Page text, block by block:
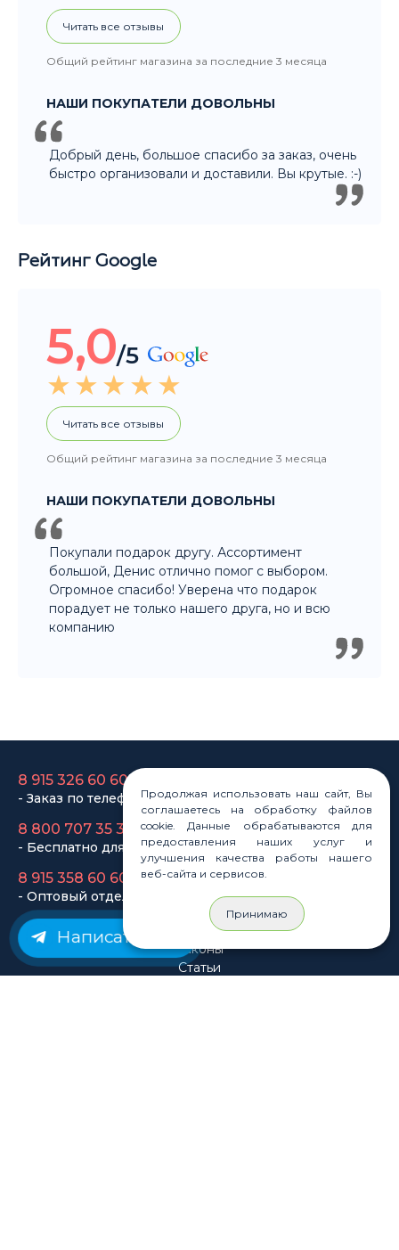
быстро организовали и доставили. Вы крутые. :-)
Рейтинг Google
5,0
Читать все отзывы
НАШИ ПОКУПАТЕЛИ ДОВОЛЬНЫ
Покупали подарок другу. Ассортимент
большой, Денис отлично помог с выбором.
Огромное спасибо! Уверена что подарок
порадует не только нашего друга, но и всю
8 915 326 60 60
- Оптовый отдел
Законы
Статьи
Новости
Карта сайта
Написать нам
Продолжая использовать наш сайт, Вы
соглашаетесь на обработку файлов
cookie. Данные обрабатываются для
предоставления наших услуг и
улучшения качества работы нашего
веб-сайта и сервисов.
Принимаю